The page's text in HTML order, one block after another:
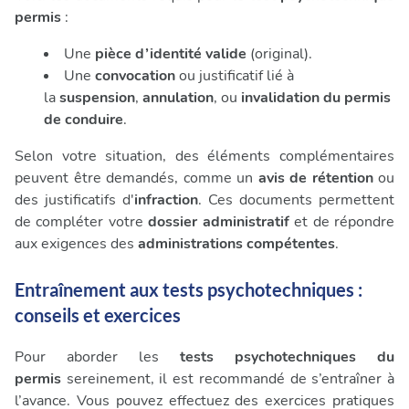
permis :
Une pièce d’identité valide (original).
Une convocationou justificatif lié à
lasuspension, annulation, ou invalidation du permis
de conduire.
Selon votre situation, des éléments complémentaires
peuvent être demandés, comme un avis de rétentionou
des justificatifs d'infraction. Ces documents permettent
de compléter votredossier administratifet de répondre
aux exigences des administrations compétentes.
Entraînement aux tests psychotechniques :
conseils et exercices
Pour aborder les tests psychotechniques du
permis sereinement, il est recommandé de s’entraîner à
l’avance. Vous pouvez effectuez des exercices pratiques